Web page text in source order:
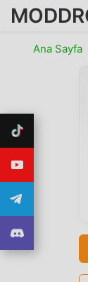
Ana Sayfa